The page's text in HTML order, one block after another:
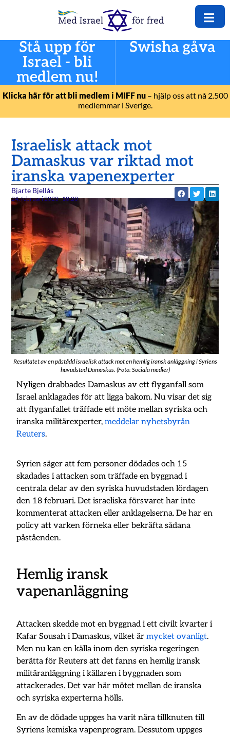
Stå upp för
Israel - bli
medlem nu!
Swisha gåva
Klicka här för att bli medlem i MIFF nu– hjälp oss att nå 2.500
medlemmar i Sverige.
Israelisk attack mot
Damaskus var riktad mot
iranska vapenexperter
Bjarte Bjellås
24. februari 2023 18:20
Resultatet av en påstådd israelisk attack mot en hemlig iransk anläggning i Syriens
huvudstad Damaskus. (Foto: Sociala medier)
Nyligen drabbades Damaskus av ett flyganfall som
Israel anklagades för att ligga bakom. Nu visar det sig
att flyganfallet träffade ett möte mellan syriska och
iranska militärexperter,meddelar nyhetsbyrån
Reuters.
Syrien säger att fem personer dödades och 15
skadades i attacken som träffade en byggnad i
centrala delar av den syriska huvudstaden lördagen
den 18 februari. Det israeliska försvaret har inte
kommenterat attacken eller anklagelserna. De har en
policy att varken förneka eller bekräfta sådana
påståenden.
Hemlig iransk
vapenanläggning
Attacken skedde mot en byggnad i ett civilt kvarter i
Kafar Sousah i Damaskus, vilket ärmycket ovanligt.
Men nu kan en källa inom den syriska regeringen
berätta för Reuters att det fanns en hemlig iransk
militäranläggning i källaren i byggnaden som
attackerades. Det var här mötet mellan de iranska
och syriska experterna hölls.
En av de dödade uppges ha varit nära tillknuten till
Syriens kemiska vapenprogram. Dessutom uppges